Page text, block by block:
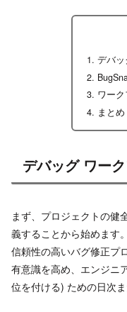
デバ
ワー
まとめ
デバッグ ワー
まず、プロジェクトの健
義することから始めます
信頼性の高いバグ修正プ
有意識を高め、エンジニ
位を付ける) ための日次